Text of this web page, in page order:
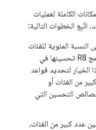
الكاملة لعمليات
النسبة المئوية للفئات
والحقول والطُرق التي لا يمكن لبرنامج R8 تحسينها في
الخيار لتحديد قواعد
من الفئات أو
التحسين التي
عدد كبير من الفئات،